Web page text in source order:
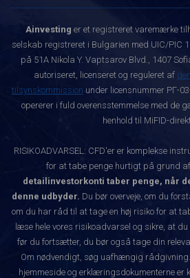
Ainvesting er et registreret varemærke
selskab registreret i Bulgarien med UIC/PIC
på 51A Nikola Y. Vaptsarov Blvd., 1407
autoriseret, licenseret og reguleret af
tilsynskommission under licensnummer РГ-
opererer i fuld overensstemmelse med de
henhold til MiFID-
RISIKOADVARSEL: CFD'er er komplekse
for at tabe penge hurtigt på grund
detailinvestorkonti taber penge, når
denne udbyder. Du bør overveje, om du
om du har råd til at tage en høj risiko for at
læse hele vores risikoadvarsel og sikre, at
før du fortsætter, du bør også tage din
Om nødvendigt, søg uafhængig
hjemmeside og erklæringsdokumenterne er